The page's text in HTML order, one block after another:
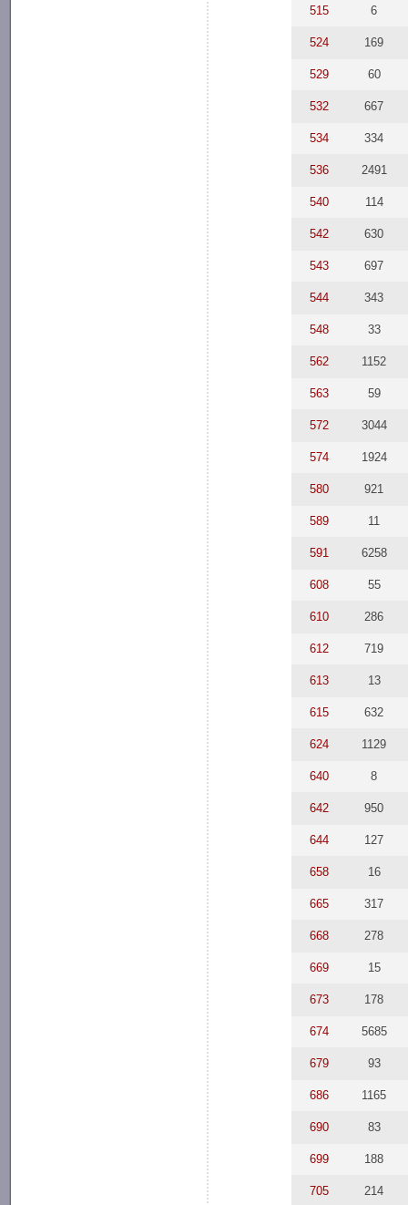
515 6
524 169
529 60
532 667
534 334
536 2491
540 114
542 630
543 697
544 343
548 33
562 1152
563 59
572 3044
574 1924
580 921
589 11
591 6258
608 55
610 286
612 719
613 13
615 632
624 1129
640 8
642 950
644 127
658 16
665 317
668 278
669 15
673 178
674 5685
679 93
686 1165
690 83
699 188
705 214